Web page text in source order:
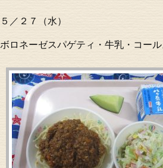
５／２７（水）
ボロネーゼスパゲティ・牛乳・コー